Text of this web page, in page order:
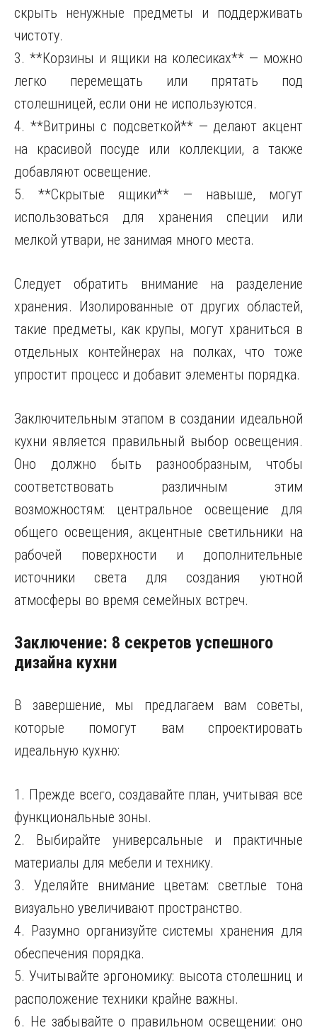
скрыть ненужные предметы и поддерживать
чистоту.
3. **Корзины и ящики на колесиках** — можно
легко перемещать или прятать под
столешницей, если они не используются.
4. **Витрины с подсветкой** — делают акцент
на красивой посуде или коллекции, а также
добавляют освещение.
5. **Скрытые ящики** — навыше, могут
использоваться для хранения специи или
мелкой утвари, не занимая много места.
Следует обратить внимание на разделение
хранения. Изолированные от других областей,
такие предметы, как крупы, могут храниться в
отдельных контейнерах на полках, что тоже
упростит процесс и добавит элементы порядка.
Заключительным этапом в создании идеальной
кухни является правильный выбор освещения.
Оно должно быть разнообразным, чтобы
соответствовать различным этим
возможностям: центральное освещение для
общего освещения, акцентные светильники на
рабочей поверхности и дополнительные
источники света для создания уютной
атмосферы во время семейных встреч.
Заключение: 8 секретов успешного
дизайна кухни
В завершение, мы предлагаем вам советы,
которые помогут вам спроектировать
идеальную кухню:
1. Прежде всего, создавайте план, учитывая все
функциональные зоны.
2. Выбирайте универсальные и практичные
материалы для мебели и технику.
3. Уделяйте внимание цветам: светлые тона
визуально увеличивают пространство.
4. Разумно организуйте системы хранения для
обеспечения порядка.
5. Учитывайте эргономику: высота столешниц и
расположение техники крайне важны.
6. Не забывайте о правильном освещении: оно